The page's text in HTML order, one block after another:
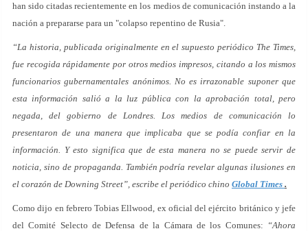
han sido citadas recientemente en los medios de comunicación instando a la
nación a prepararse para un "colapso repentino de Rusia".
“La historia, publicada originalmente en el supuesto periódico The Times,
fue recogida rápidamente por otros medios impresos, citando a los mismos
funcionarios gubernamentales anónimos. No es irrazonable suponer que
esta información salió a la luz pública con la aprobación total, pero
negada, del gobierno de Londres. Los medios de comunicación lo
presentaron de una manera que implicaba que se podía confiar en la
información. Y esto significa que de esta manera no se puede servir de
noticia, sino de propaganda. También podría revelar algunas ilusiones en
el corazón de Downing Street”, escribe el periódico chino Global Times .
Como dijo en febrero Tobias Ellwood, ex oficial del ejército británico y jefe
del Comité Selecto de Defensa de la Cámara de los Comunes: “Ahora